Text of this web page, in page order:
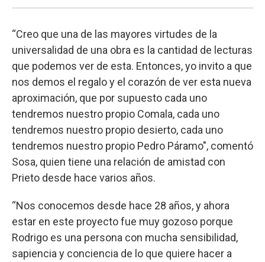
“Creo que una de las mayores virtudes de la
universalidad de una obra es la cantidad de lecturas
que podemos ver de esta. Entonces, yo invito a que
nos demos el regalo y el corazón de ver esta nueva
aproximación, que por supuesto cada uno
tendremos nuestro propio Comala, cada uno
tendremos nuestro propio desierto, cada uno
tendremos nuestro propio Pedro Páramo", comentó
Sosa, quien tiene una relación de amistad con
Prieto desde hace varios años.
“Nos conocemos desde hace 28 años, y ahora
estar en este proyecto fue muy gozoso porque
Rodrigo es una persona con mucha sensibilidad,
sapiencia y conciencia de lo que quiere hacer a